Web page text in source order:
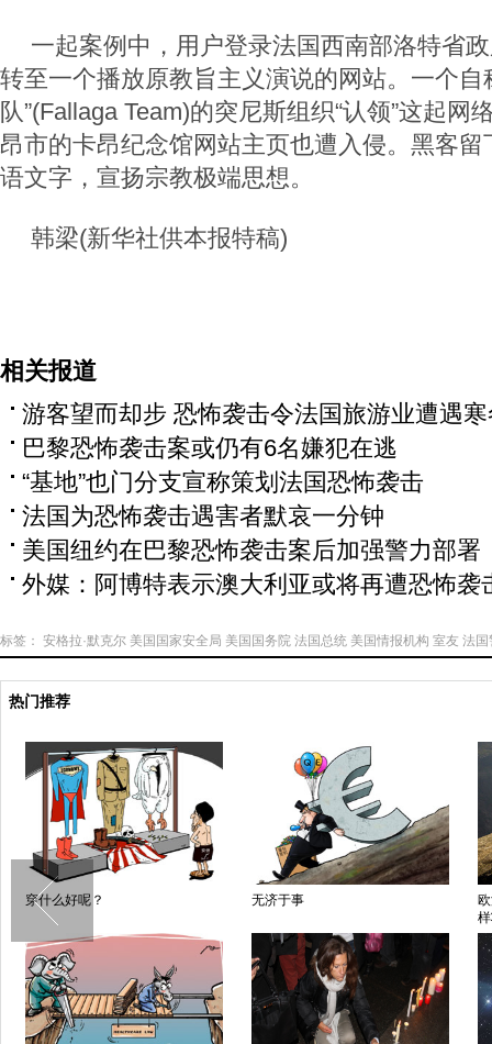
一起案例中，用户登录法国西南部洛特省
转至一个播放原教旨主义演说的网站。一个自
队”(Fallaga Team)的突尼斯组织“认领”这起网
昂市的卡昂纪念馆网站主页也遭入侵。黑客
语文字，宣扬宗教极端思想。
韩梁(新华社供本报特稿)
相关报道
游客望而却步 恐怖袭击令法国旅游业遭遇
巴黎恐怖袭击案或仍有6名嫌犯在逃
“基地”也门分支宣称策划法国恐怖袭击
法国为恐怖袭击遇害者默哀一分钟
美国纽约在巴黎恐怖袭击案后加强警力部署
外媒：阿博特表示澳大利亚或将再遭恐怖袭
标签： 安格拉·默克尔 美国国家安全局 美国国务院 法国总统 美国情报机构 室友 法国
热门推荐
欧洲小伙登“巨人之舌”求婚 演绎别
日本举行